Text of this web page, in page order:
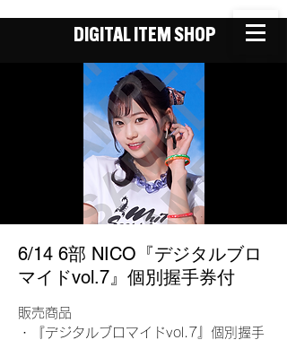
DIGITAL ITEM SHOP
6/14 6部 NICO『デジタルブロ
マイドvol.7』個別握手券付
販売商品
・『デジタルブロマイドvol.7』個別握手